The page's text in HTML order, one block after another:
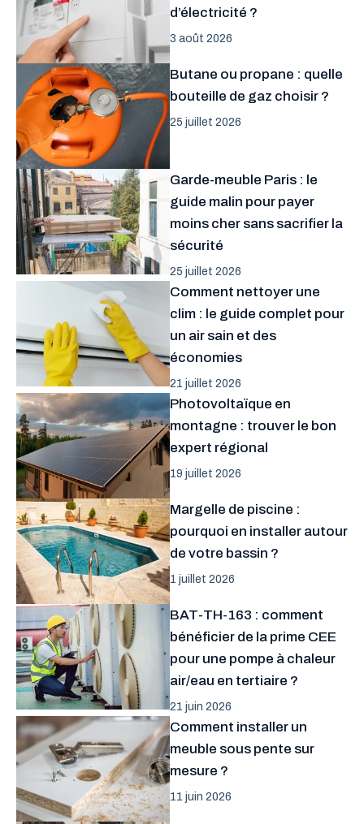
d’électricité ?
3 août 2026
Butane ou propane : quelle
bouteille de gaz choisir ?
25 juillet 2026
Garde-meuble Paris : le
guide malin pour payer
moins cher sans sacrifier la
sécurité
25 juillet 2026
Comment nettoyer une
clim : le guide complet pour
un air sain et des
économies
21 juillet 2026
Photovoltaïque en
montagne : trouver le bon
expert régional
19 juillet 2026
Margelle de piscine :
pourquoi en installer autour
de votre bassin ?
1 juillet 2026
BAT-TH-163 : comment
bénéficier de la prime CEE
pour une pompe à chaleur
air/eau en tertiaire ?
21 juin 2026
Comment installer un
meuble sous pente sur
mesure ?
11 juin 2026